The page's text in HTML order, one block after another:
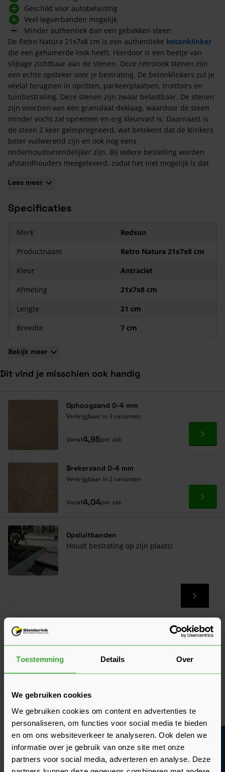
Toestemming Details Over
We gebruiken cookies
We gebruiken cookies om content en advertenties te
personaliseren, om functies voor social media te bieden
en om ons websiteverkeer te analyseren. Ook delen we
informatie over je gebruik van onze site met onze
partners voor social media, adverteren en analyse. Deze
Geschikt voor autobelasting
Veel legverbanden mogelijk
Minder authentiek dan een gebakken steen
De Retro Natura 21x7x8 cm is een authentieke betonklinker
die een gehamerde look heeft. Hierdoor is een beetje van
slijtage zichtbaar aan de stenen. Deze retrolook stenen zijn
een echte opsteker voor je bestrating. De betonklinkers zul je
veelal terugzien in opritten, parkeerplaatsen, troittoirs en
tuinbestrating. Deze stenen zijn zwaar belastbaar. De stenen
zijn voorzien van een granulaat deklaag, waardoor de steen
minder vocht zal opnemen en erg kleurvast is. Daarnaast is
de steen 2 keer geïmpregneerd, wat betekent dat de klinkers
beter vuilwerend zijn en ook nog eens
onderhoudsvriendelijker zijn. Bij iedere bestelling worden
afstandhouders meegeleverd, zodat het niet mogelijk is dat
Deze betonklinkers zijn verkrijgbaar in de kleuren Old Berlin
Paris (Brown)
Deze stenen zien niet voorzien van een facetrand
De stenen zijn getrommeld
Lees meer
Specificaties
Merk
Redsun
Productnaam
Retro Natura 21x7x8 cm
Kleur
Antraciet
Afmeting
21x7x8 cm
Lengte
21 cm
Breedte
7 cm
Bekijk meer
Dit vind je misschien ook handig
Ophoogzand 0-4 mm
Verkrijgbaar in 3 varianten
Vanaf4,95per zak Ga
Brekerzand 0-4 mm
Verkrijgbaar in 2 varianten
Vanaf4,04per zak Ga
Opsluitbanden
Houdt bestrating op zijn plaats!
Gator XP G2 Polymeer Voegzand
Nu54,75per zak Ga
Verkrijgbaar in 2 kleuren
Vanaf3,40per stuk Ga
Opsluitbanden 10x20x100